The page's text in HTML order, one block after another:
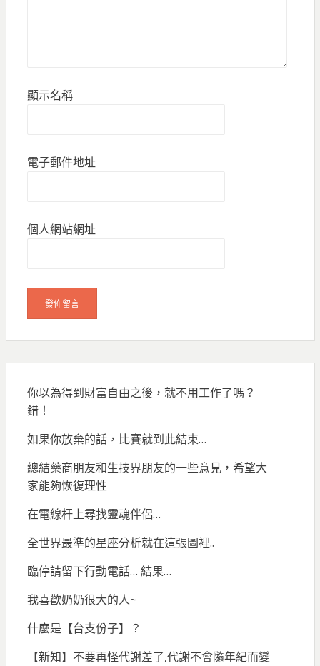
顯示名稱
電子郵件地址
個人網站網址
你以為得到財富自由之後，就不用工作了嗎？
錯！
如果你放棄的話，比賽就到此結束…
總結藥商朋友和生技界朋友的一些意見，希望大
家能夠恢復理性
在電線杆上尋找靈魂伴侶…
全世界最準的星座分析就在這張圖裡..
臨停請留下行動電話… 結果…
我喜歡奶奶很大的人~
什麼是【台支份子】？
【新知】不要再怪代謝差了,代謝不會隨年紀而變